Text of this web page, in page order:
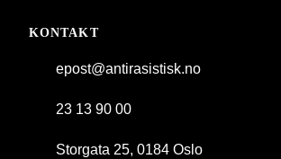
KONTAKT
epost@antirasistisk.no
23 13 90 00
Storgata 25, 0184 Oslo